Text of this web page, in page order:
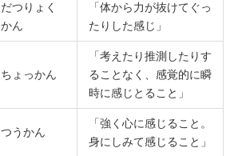
だつりょく
かん
「体から力が抜けてぐっ
たりした感じ」
ちょっかん
「考えたり推測したりす
ることなく、感覚的に瞬
時に感じとること」
つうかん
「強く心に感じること。
身にしみて感じること」